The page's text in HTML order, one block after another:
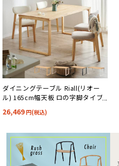
ダイニングテーブル Riall(リオー
ル) 165cm幅天板 ロの字脚タイプ
26,469円(税込)